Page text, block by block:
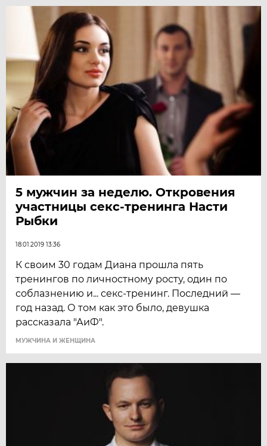
5 мужчин за неделю. Откровения
участницы секс-тренинга Насти
Рыбки
18.01.2019 13:36
К своим 30 годам Диана прошла пять
тренингов по личностному росту, один по
соблазнению и... секс-тренинг. Последний —
год назад. О том как это было, девушка
рассказала "АиФ".
МУЖЧИНА И ЖЕНЩИНА